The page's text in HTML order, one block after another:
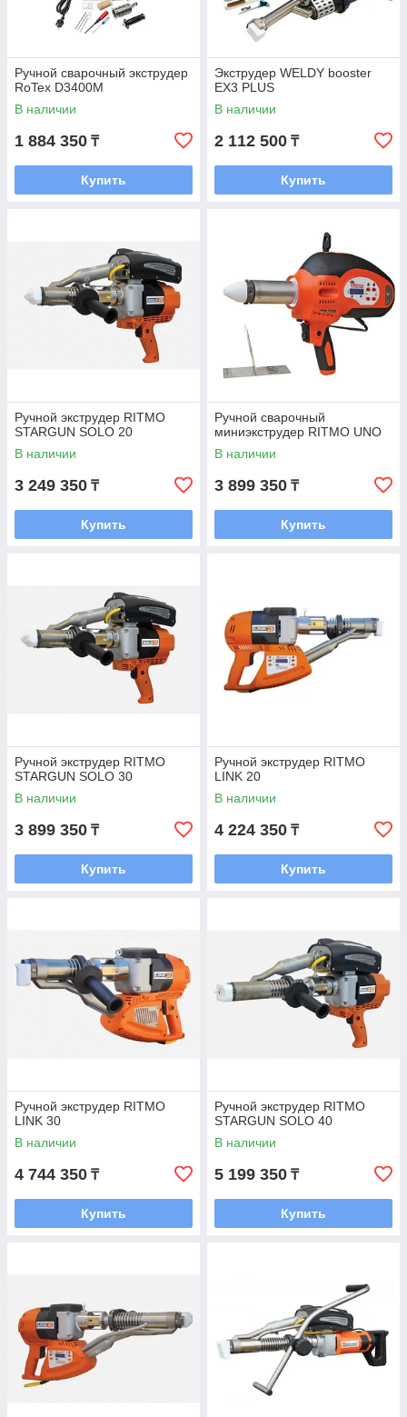
Ручной сварочный экструдер
RoTex D3400M
В наличии
1 884 350 ₸
Купить
Экструдер WELDY booster
EX3 PLUS
В наличии
2 112 500 ₸
Купить
Ручной экструдер RITMO
STARGUN SOLO 20
В наличии
3 249 350 ₸
Купить
Ручной сварочный
миниэкструдер RITMO UNO
В наличии
3 899 350 ₸
Купить
Ручной экструдер RITMO
STARGUN SOLO 30
В наличии
3 899 350 ₸
Купить
Ручной экструдер RITMO
LINK 20
В наличии
4 224 350 ₸
Купить
Ручной экструдер RITMO
LINK 30
В наличии
4 744 350 ₸
Купить
Ручной экструдер RITMO
STARGUN SOLO 40
В наличии
5 199 350 ₸
Купить